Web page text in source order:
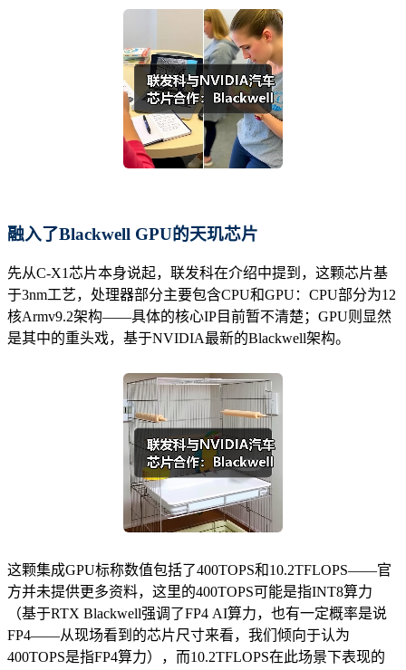
融入了Blackwell GPU的天玑芯片
先从C-X1芯片本身说起，联发科在介绍中提到，这颗芯片基
于3nm工艺，处理器部分主要包含CPU和GPU：CPU部分为12
核Armv9.2架构——具体的核心IP目前暂不清楚；GPU则显然
是其中的重头戏，基于NVIDIA最新的Blackwell架构。
这颗集成GPU标称数值包括了400TOPS和10.2TFLOPS——官
方并未提供更多资料，这里的400TOPS可能是指INT8算力
（基于RTX Blackwell强调了FP4 AI算力，也有一定概率是说
FP4——从现场看到的芯片尺寸来看，我们倾向于认为
400TOPS是指FP4算力），而10.2TFLOPS在此场景下表现的